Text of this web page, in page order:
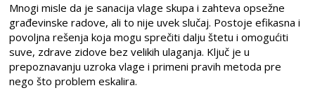
Mnogi misle da je sanacija vlage skupa i zahteva opsežne
građevinske radove, ali to nije uvek slučaj. Postoje efikasna i
povoljna rešenja koja mogu sprečiti dalju štetu i omogućiti
suve, zdrave zidove bez velikih ulaganja. Ključ je u
prepoznavanju uzroka vlage i primeni pravih metoda pre
nego što problem eskalira.